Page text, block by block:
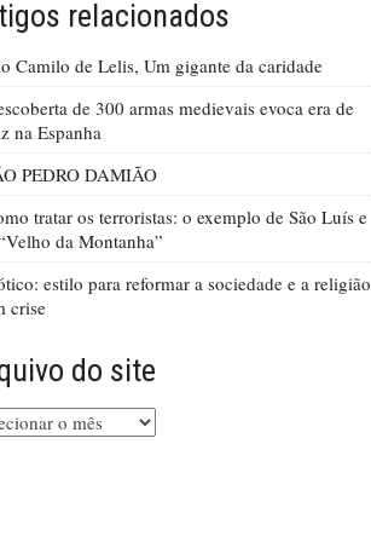
relacionados
Camilo de Lelis, Um gigante da caridade
de 300 armas medievais evoca era de
na Espanha
PEDRO DAMIÃO
tratar os terroristas: o exemplo de São Luís e
da Montanha”
estilo para reformar a sociedade e a religião
crise
do site